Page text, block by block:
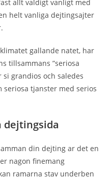
allt valdigt vanligt med
helt vanliga dejtingsajter
gallande natet, har
tillsammans ”seriosa
grandios och saledes
tjanster med serios
dejtingsida
din dejting ar det en
nagon finemang
ramarna stav underben